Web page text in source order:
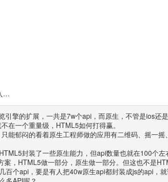
…
引擎的扩展，一共是7w个api，而原生，不管是ios还
在一个重量级，HTML5如何打得赢。
能郁闷的看着原生工程师做的应用有二维码、摇一
封装了一些原生能力，但api数量也就在100个左
，HTML5做一部分，原生做一部分。但这也不是
百个api，要是有人把40w原生api都封装成js的api，就